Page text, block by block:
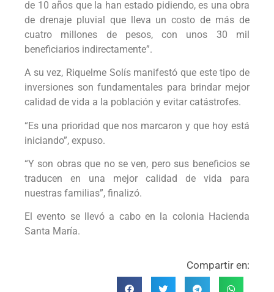
de 10 años que la han estado pidiendo, es una obra
de drenaje pluvial que lleva un costo de más de
cuatro millones de pesos, con unos 30 mil
beneficiarios indirectamente”.
A su vez, Riquelme Solís manifestó que este tipo de
inversiones son fundamentales para brindar mejor
calidad de vida a la población y evitar catástrofes.
“Es una prioridad que nos marcaron y que hoy está
iniciando”, expuso.
“Y son obras que no se ven, pero sus beneficios se
traducen en una mejor calidad de vida para
nuestras familias”, finalizó.
El evento se llevó a cabo en la colonia Hacienda
Santa María.
Compartir en: